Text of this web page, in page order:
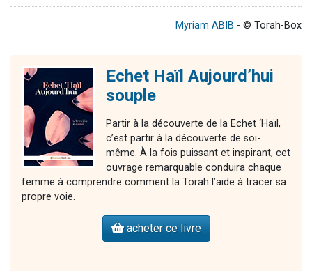
Myriam ABIB - © Torah-Box
Echet Haïl Aujourd’hui
souple
Partir à la découverte de la Echet ‘Haïl,
c’est partir à la découverte de soi-
même. À la fois puissant et inspirant, cet
ouvrage remarquable conduira chaque
femme à comprendre comment la Torah l’aide à tracer sa
propre voie.
acheter ce livre